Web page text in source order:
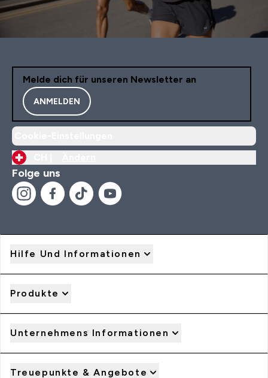
Melde dich für unseren Newsletter an
ANMELDEN
Folge uns
Hilfe Und Informationen
Produkte
Unternehmens Informationen
Treuepunkte & Angebote